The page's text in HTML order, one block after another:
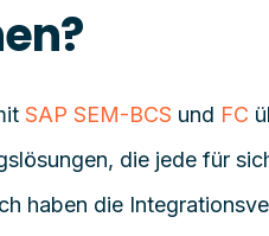
SAP SEM-BCS und FC
die jede für
haben die